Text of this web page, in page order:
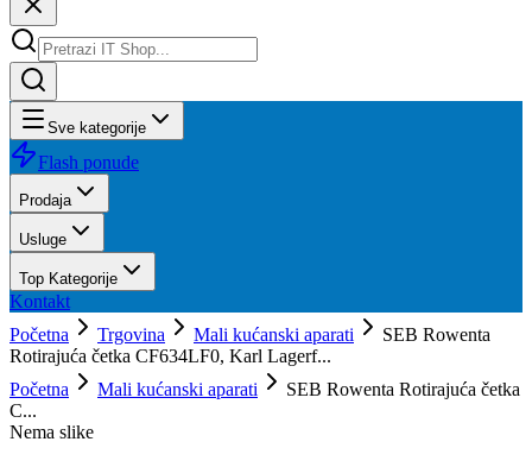
Sve kategorije
Flash ponude
Prodaja
Usluge
Top Kategorije
Kontakt
Početna
Trgovina Mali kućanski aparati
SEB Rowenta
Rotirajuća četka CF634LF0, Karl Lagerf...
Početna
Mali kućanski aparati
SEB Rowenta Rotirajuća četka
C...
Nema slike